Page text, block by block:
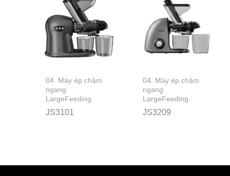
04. Máy ép chậm
ngang
LargeFeeding
JS3101
04. Máy ép chậm
ngang
LargeFeeding
JS3209